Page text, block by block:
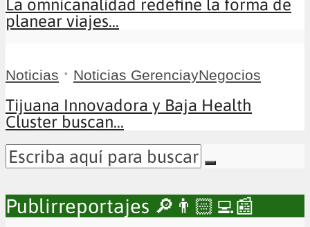
La omnicanalidad redefine la forma de
planear viajes...
Noticias • Noticias GerenciayNegocios
Tijuana Innovadora y Baja Health
Cluster buscan...
Publirreportajes 🔎👨🏻‍💻📰